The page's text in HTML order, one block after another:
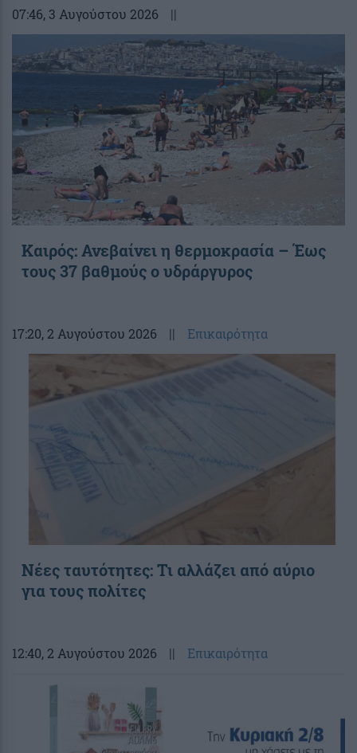
07:46, 3 Αυγούστου 2026 ||
Καιρός: Ανεβαίνει η θερμοκρασία – Έως
τους 37 βαθμούς ο υδράργυρος
17:20, 2 Αυγούστου 2026 || Επικαιρότητα
Νέες ταυτότητες: Τι αλλάζει από αύριο
για τους πολίτες
12:40, 2 Αυγούστου 2026 || Επικαιρότητα